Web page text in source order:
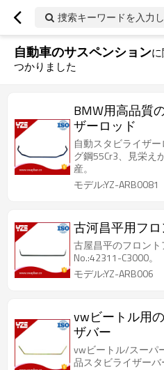
捜索キーワードを入力
自動車のサスペンション
つかりました
BMW用高品質
ザーロッド
自動スタビライザ
グ鋼55Cr3、見栄え
産。
モデル:YZ-ARB0081
古河昌平用フ
古屋昌平のフロン
No.:42311-C3000。
モデル:YZ-ARB006
vwビートル用
ザバー
vwビートル/スーパ
品スタビライザーバ